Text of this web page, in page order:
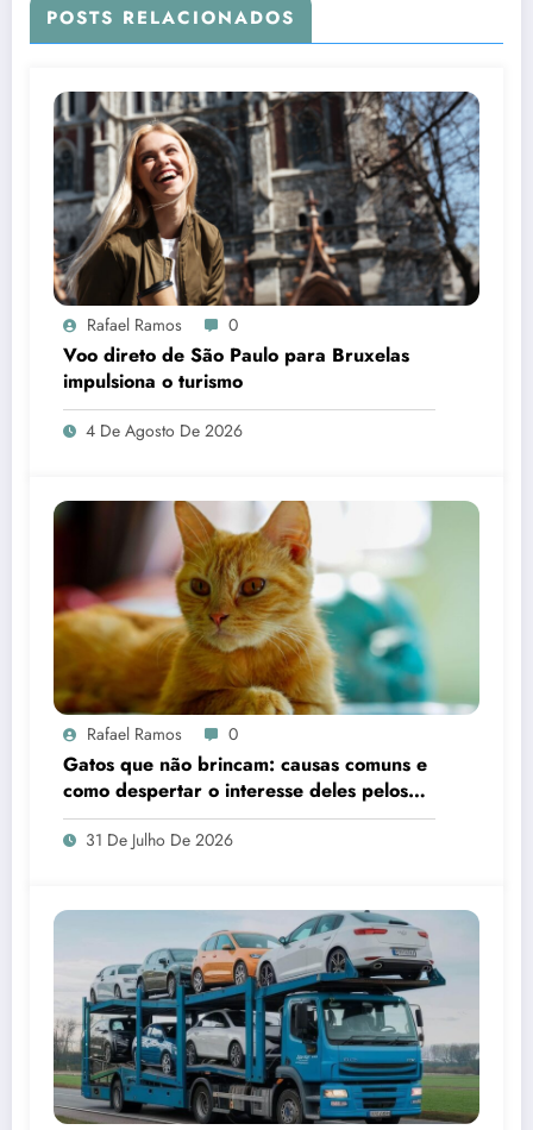
POSTS RELACIONADOS
Rafael Ramos 0
Voo direto de São Paulo para Bruxelas
impulsiona o turismo
4 De Agosto De 2026
Rafael Ramos 0
Gatos que não brincam: causas comuns e
como despertar o interesse deles pelos
brinquedos
31 De Julho De 2026